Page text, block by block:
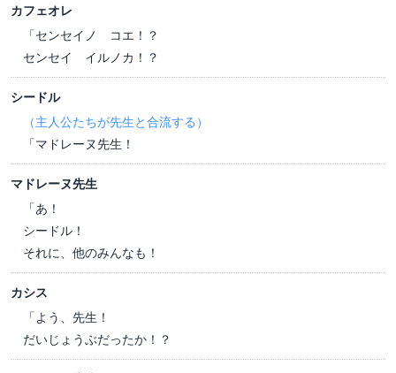
カフェオレ
「センセイノ コエ！？
センセイ イルノカ！？
シードル
（主人公たちが先生と合流する）
「マドレーヌ先生！
マドレーヌ先生
「あ！
シードル！
それに、他のみんなも！
カシス
「よう、先生！
だいじょうぶだったか！？